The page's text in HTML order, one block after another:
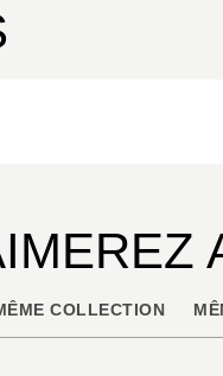
COLLECTION